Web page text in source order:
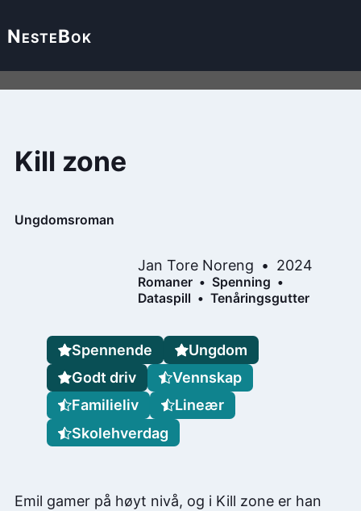
NesteBok
Kill zone
Ungdomsroman
Jan Tore Noreng 2024
Romaner
Spenning
Dataspill
Tenåringsgutter
Emil gamer på høyt nivå, og i Kill zone er han
Spennende
Ungdom
Godt driv
Vennskap
Familieliv
Lineær
Skolehverdag